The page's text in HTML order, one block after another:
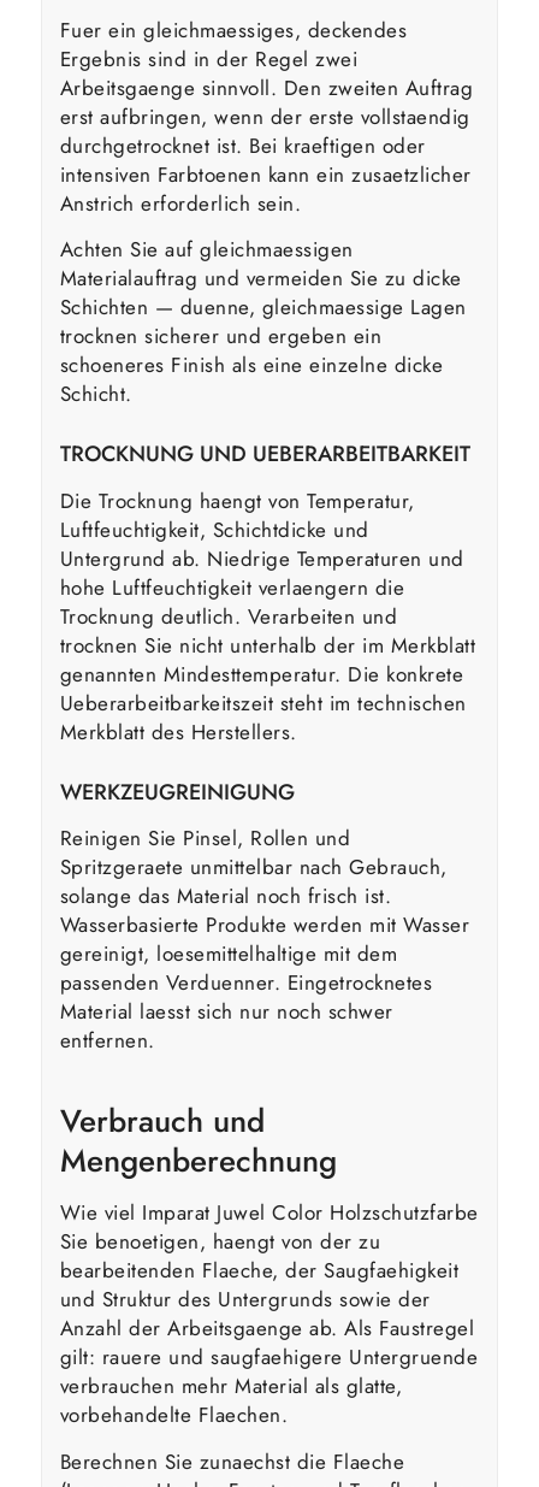
Fuer ein gleichmaessiges, deckendes
Ergebnis sind in der Regel zwei
Arbeitsgaenge sinnvoll. Den zweiten Auftrag
erst aufbringen, wenn der erste vollstaendig
durchgetrocknet ist. Bei kraeftigen oder
intensiven Farbtoenen kann ein zusaetzlicher
Anstrich erforderlich sein.
Achten Sie auf gleichmaessigen
Materialauftrag und vermeiden Sie zu dicke
Schichten — duenne, gleichmaessige Lagen
trocknen sicherer und ergeben ein
schoeneres Finish als eine einzelne dicke
Schicht.
TROCKNUNG UND UEBERARBEITBARKEIT
Die Trocknung haengt von Temperatur,
Luftfeuchtigkeit, Schichtdicke und
Untergrund ab. Niedrige Temperaturen und
hohe Luftfeuchtigkeit verlaengern die
Trocknung deutlich. Verarbeiten und
trocknen Sie nicht unterhalb der im Merkblatt
genannten Mindesttemperatur. Die konkrete
Ueberarbeitbarkeitszeit steht im technischen
Merkblatt des Herstellers.
WERKZEUGREINIGUNG
Reinigen Sie Pinsel, Rollen und
Spritzgeraete unmittelbar nach Gebrauch,
solange das Material noch frisch ist.
Wasserbasierte Produkte werden mit Wasser
gereinigt, loesemittelhaltige mit dem
passenden Verduenner. Eingetrocknetes
Material laesst sich nur noch schwer
entfernen.
Verbrauch und
Mengenberechnung
Wie viel Imparat Juwel Color Holzschutzfarbe
Sie benoetigen, haengt von der zu
bearbeitenden Flaeche, der Saugfaehigkeit
und Struktur des Untergrunds sowie der
Anzahl der Arbeitsgaenge ab. Als Faustregel
gilt: rauere und saugfaehigere Untergruende
verbrauchen mehr Material als glatte,
vorbehandelte Flaechen.
Berechnen Sie zunaechst die Flaeche